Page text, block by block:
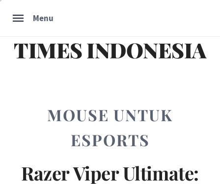
Menu
TIMES INDONESIA
MOUSE UNTUK
ESPORTS
Razer Viper Ultimate: